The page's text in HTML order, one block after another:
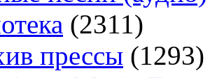
(2311)
прессы (1293)